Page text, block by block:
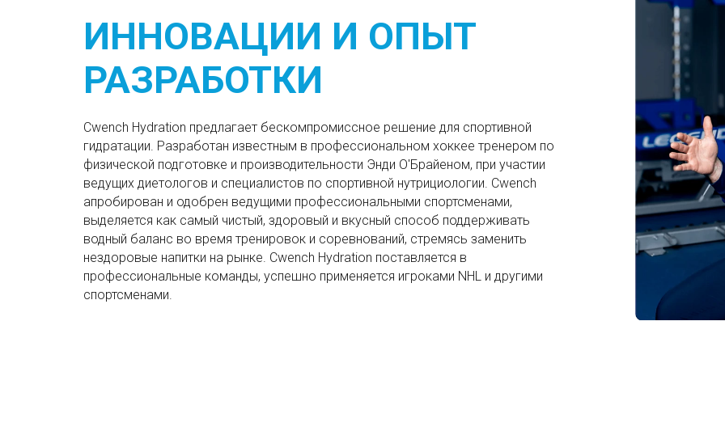
ИННОВАЦИИ И ОПЫТ
РАЗРАБОТКИ
Cwench Hydration предлагает бескомпромиссное решение для спортивной
гидратации. Разработан известным в профессиональном хоккее тренером по
физической подготовке и производительности Энди О'Брайеном, при участии
ведущих диетологов и специалистов по спортивной нутрициологии. Cwench
апробирован и одобрен ведущими профессиональными спортсменами,
выделяется как самый чистый, здоровый и вкусный способ поддерживать
водный баланс во время тренировок и соревнований, стремясь заменить
нездоровые напитки на рынке. Cwench Hydration поставляется в
профессиональные команды, успешно применяется игроками NHL и другими
спортсменами.